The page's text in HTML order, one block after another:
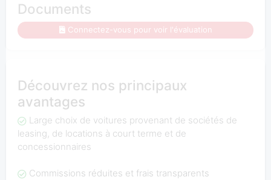
Documents
Connectez-vous pour voir l'évaluation
Découvrez nos principaux
avantages
Large choix de voitures provenant de sociétés de
leasing, de locations à court terme et de
concessionnaires
Commissions réduites et frais transparents